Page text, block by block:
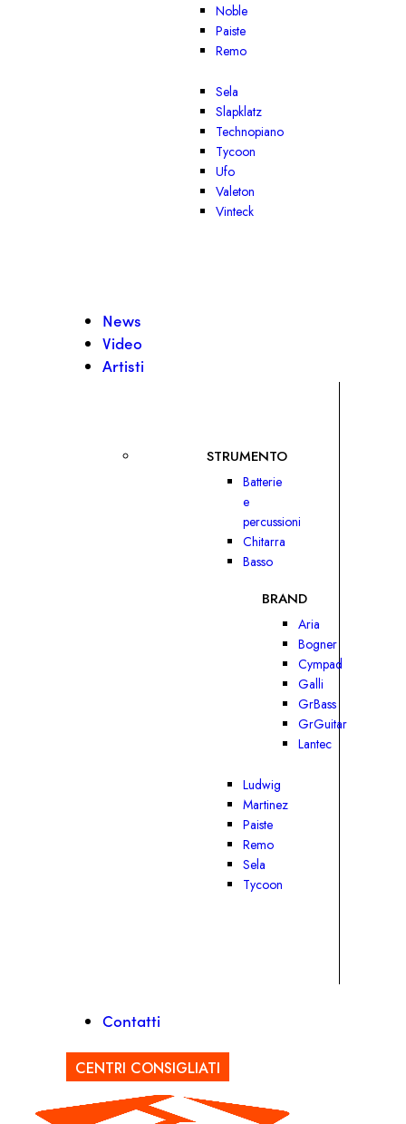
Noble
Paiste
Remo
Sela
Slapklatz
Technopiano
Tycoon
Ufo
Valeton
Vinteck
News
Video
Artisti
STRUMENTO
Batterie
e
percussioni
Chitarra
Basso
BRAND
Aria
Bogner
Cympad
Galli
GrBass
GrGuitar
Lantec
Ludwig
Martinez
Paiste
Remo
Sela
Tycoon
Contatti
CENTRI CONSIGLIATI